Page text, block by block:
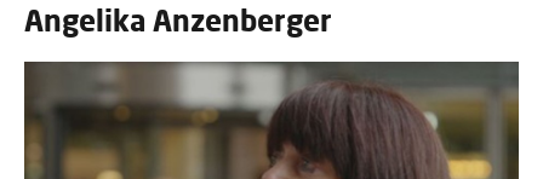
Angelika Anzenberger